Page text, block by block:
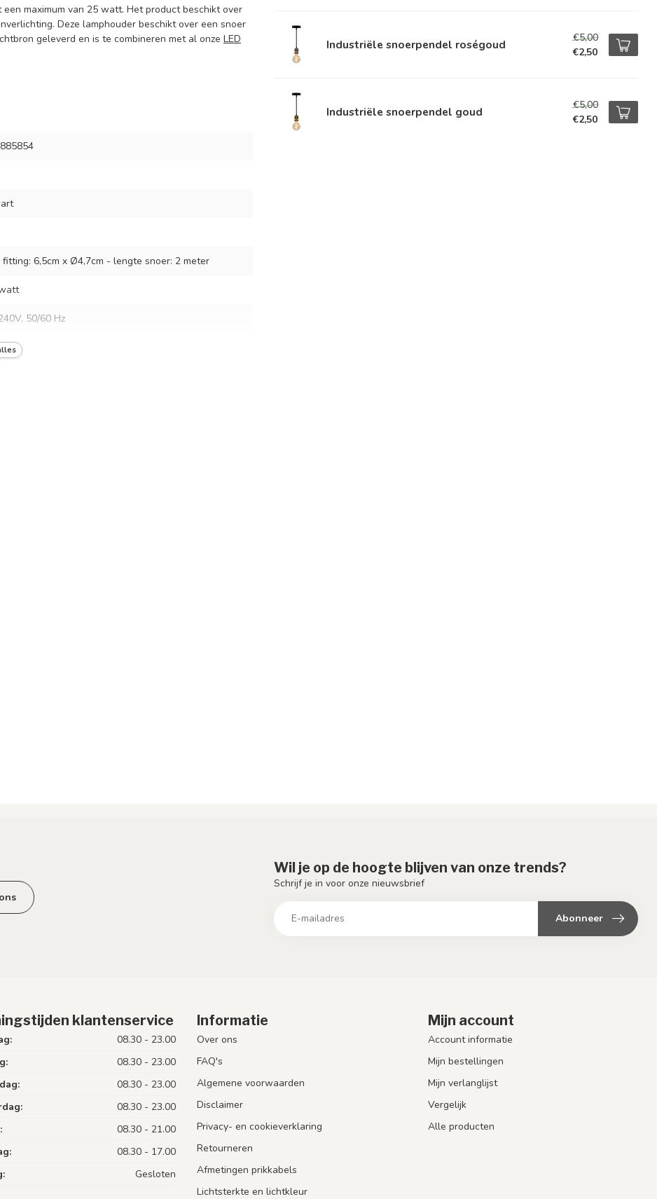
maximum van 25 watt. Het product beschikt over
Deze lamphouder beschikt over een snoer
geleverd en is te combineren met al onze LED
fitting: 6,5cm x Ø4,7cm - lengte snoer: 2 meter
50/60 Hz
Industriële snoerpendel roségoud
€5,00
€2,50
Industriële snoerpendel goud
€5,00
€2,50
Wil je op de hoogte blijven van onze trends?
Schrijf je in voor onze nieuwsbrief
Abonneer
klantenservice
08.30 - 23.00
08.30 - 23.00
08.30 - 23.00
08.30 - 23.00
08.30 - 21.00
08.30 - 17.00
Gesloten
Informatie
Over ons
FAQ's
Algemene voorwaarden
Disclaimer
Privacy- en cookieverklaring
Retourneren
Afmetingen prikkabels
Lichtsterkte en lichtkleur
Mijn account
Account informatie
Mijn bestellingen
Mijn verlanglijst
Vergelijk
Alle producten